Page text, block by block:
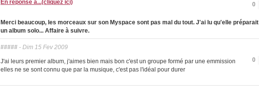
0
En réponse à...(cliquez ici)
Merci beaucoup, les morceaux sur son Myspace sont pas mal du tout. J'ai lu qu'elle préparait
un album solo... Affaire à suivre.
##### - Dim 15 Fev 2009
0
J'ai leurs premier album, j'aimes bien mais bon c'est un groupe formé par une emmission
elles ne se sont connu que par la musique, c'est pas l'idéal pour durer